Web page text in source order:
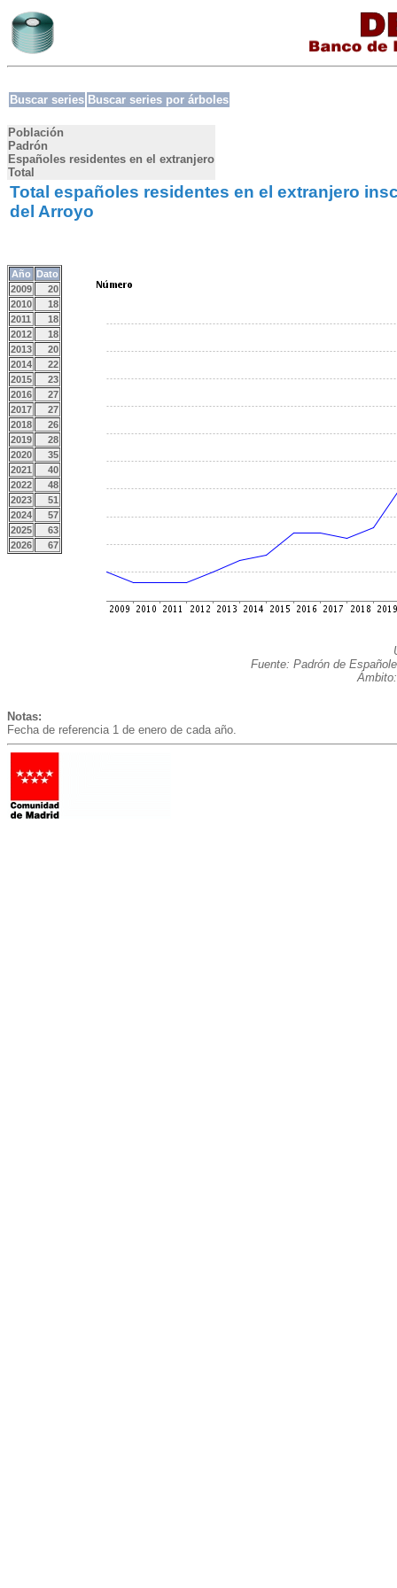
Buscar series Buscar series por árboles
Población
Padrón
Españoles residentes en el extranjero
Total
Total españoles residentes en el extranjero
del Arroyo
Año Dato
2009
20
2010
18
2011
18
2012
18
2013
20
2014
22
2015
23
2016
27
2017
27
2018
26
2019
28
2020
35
2021
40
2022
48
2023
51
2024
57
2025
63
2026
67
Fuente: Padrón de
Notas:
Fecha de referencia 1 de enero de cada año.